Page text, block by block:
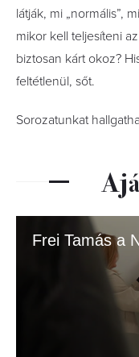
látják, mi „normális”,
mikor kell teljesíteni
biztosan kárt okoz?
feltétlenül, sőt.
Sorozatunkat
Frei Tamás a